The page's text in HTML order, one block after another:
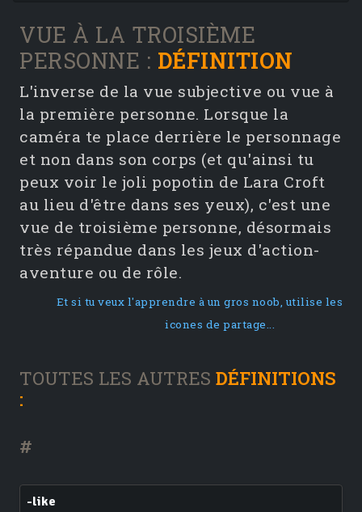
VUE À LA TROISIÈME
PERSONNE : DÉFINITION
L'inverse de la vue subjective ou vue à
la première personne. Lorsque la
caméra te place derrière le personnage
et non dans son corps (et qu'ainsi tu
peux voir le joli popotin de Lara Croft
au lieu d'être dans ses yeux), c'est une
vue de troisième personne, désormais
très répandue dans les jeux d'action-
aventure ou de rôle.
Et si tu veux l'apprendre à un gros noob, utilise les
icones de partage...
TOUTES LES AUTRES DÉFINITIONS
:
#
-like